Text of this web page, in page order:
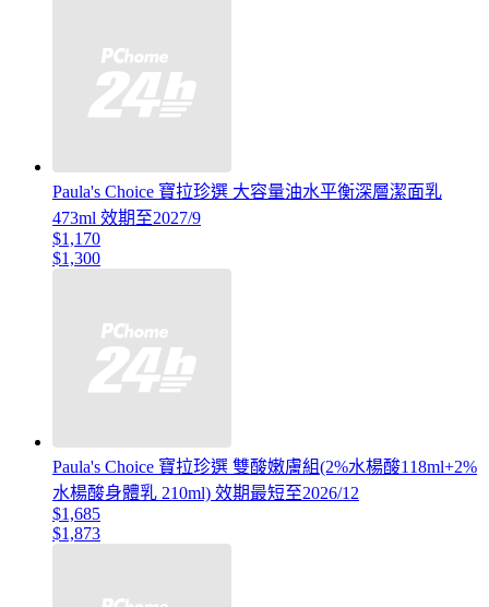
Paula's Choice 寶拉珍選 大容量油水平衡深層潔面乳
473ml 效期至2027/9
$1,170
$1,300
Paula's Choice 寶拉珍選 雙酸嫩膚組(2%水楊酸118ml+2%
水楊酸身體乳 210ml) 效期最短至2026/12
$1,685
$1,873